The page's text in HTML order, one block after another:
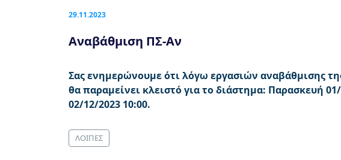
29.11.2023
Αναβάθμιση ΠΣ-Αν
Σας ενημερώνουμε ότι λόγω εργασιών αναβάθμισης
θα παραμείνει κλειστό για το διάστημα: Παρασκευή
02/12/2023 10:00.
ΛΟΙΠΕΣ